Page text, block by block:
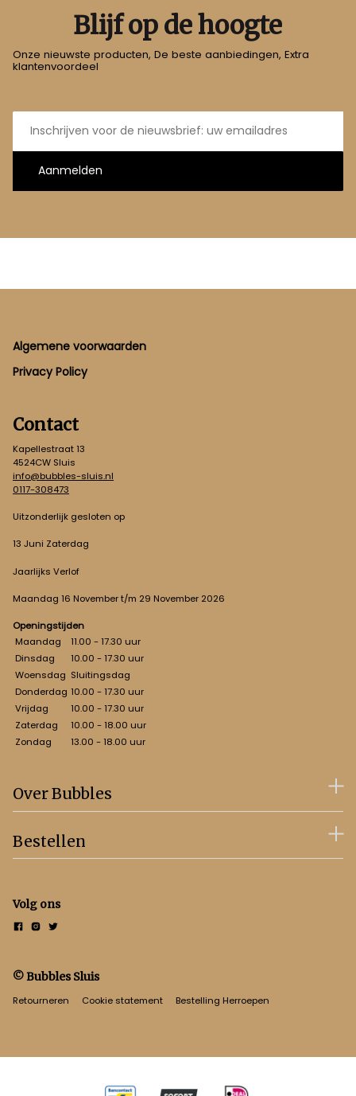
Blijf op de hoogte
Onze nieuwste producten, De beste aanbiedingen, Extra
klantenvoordeel
E-
mailadres
Aanmelden
Footer
Algemene voorwaarden
Privacy Policy
Contact
Kapellestraat 13
4524CW Sluis
info@bubbles-sluis.nl
0117-308473
Uitzonderlijk gesloten op
13 Juni Zaterdag
Jaarlijks Verlof
Maandag 16 November t/m 29 November 2026
Openingstijden
Maandag
11.00 - 17.30 uur
Dinsdag
10.00 - 17.30 uur
Woensdag Sluitingsdag
Donderdag 10.00 - 17.30 uur
Vrijdag
10.00 - 17.30 uur
Zaterdag
10.00 - 18.00 uur
Zondag
13.00 - 18.00 uur
Over Bubbles
Bestellen
Volg ons
© Bubbles Sluis
Retourneren Cookie statement Bestelling Herroepen